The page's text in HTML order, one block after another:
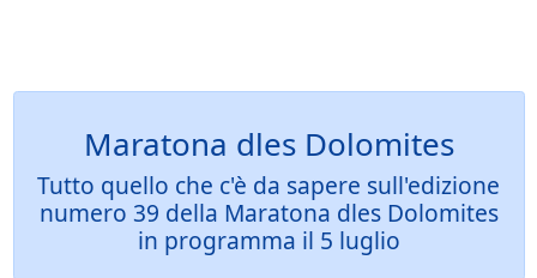
Maratona dles Dolomites
Tutto quello che c'è da sapere sull'edizione
numero 39 della Maratona dles Dolomites
in programma il 5 luglio